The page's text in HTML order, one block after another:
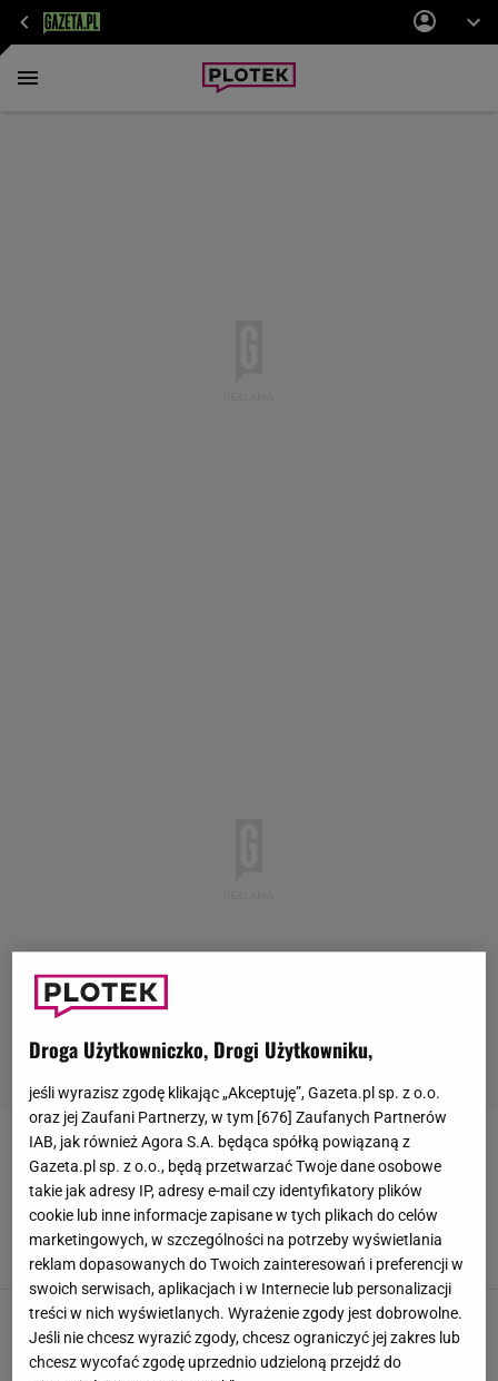
ANDRZEJ ŁAPICKI
Kamila Łapicka po śmierci męża zniknęła z
show-biznesu. Wiadomo, co teraz robi
Patrycja Kulasza, 7 LISTOPADA 2025, 13:50
Ze strachu przed samotnością związał się z 60
lat młodszą kobietą. Zachłysnęła się
popularnością. Finał okazał się tragiczny
Droga Użytkowniczko, Drogi Użytkowniku,
jeśli wyrazisz zgodę klikając „Akceptuję”, Gazeta.pl sp. z o.o.
oraz jej Zaufani Partnerzy, w tym [676] Zaufanych Partnerów
IAB, jak również Agora S.A. będąca spółką powiązaną z
Gazeta.pl sp. z o.o., będą przetwarzać Twoje dane osobowe
takie jak adresy IP, adresy e-mail czy identyfikatory plików
cookie lub inne informacje zapisane w tych plikach do celów
marketingowych, w szczególności na potrzeby wyświetlania
reklam dopasowanych do Twoich zainteresowań i preferencji w
swoich serwisach, aplikacjach i w Internecie lub personalizacji
treści w nich wyświetlanych. Wyrażenie zgody jest dobrowolne.
Jeśli nie chcesz wyrazić zgody, chcesz ograniczyć jej zakres lub
chcesz wycofać zgodę uprzednio udzieloną przejdź do